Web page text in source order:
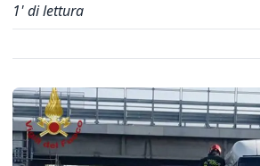
1' di lettura